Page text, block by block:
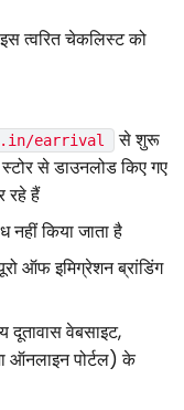
त्वरित चेकलिस्ट को
earrival
से शुरू
से डाउनलोड किए गए
रहे हैं
नहीं किया जाता है
ऑफ इमिग्रेशन ब्रांडिंग
दूतावास वेबसाइट,
ऑनलाइन पोर्टल) के